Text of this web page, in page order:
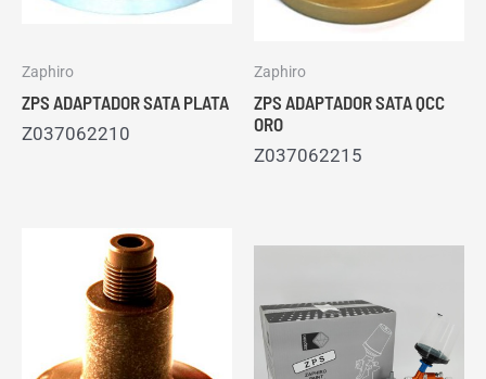
Zaphiro
ZPS ADAPTADOR SATA PLATA
Z037062210
Zaphiro
ZPS ADAPTADOR SATA QCC
ORO
Z037062215